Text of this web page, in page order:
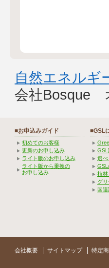
自然エネルギ
会社Bosque
■お申込みガイド
初めてのお客様
更新のお申し込み
ライト版のお申し込み
ライト版から乗換の
お申し込み
■GSL
GSL
選べ
GSL
植林
グ
国
会社概要 サイトマップ 特定